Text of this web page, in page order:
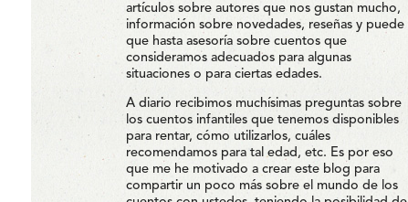
artículos sobre autores que nos gustan mucho,
información sobre novedades, reseñas y puede
que hasta asesoría sobre cuentos que
consideramos adecuados para algunas
situaciones o para ciertas edades.
A diario recibimos muchísimas preguntas sobre
los cuentos infantiles que tenemos disponibles
para rentar, cómo utilizarlos, cuáles
recomendamos para tal edad, etc. Es por eso
que me he motivado a crear este blog para
compartir un poco más sobre el mundo de los